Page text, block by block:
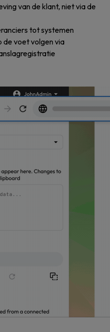
van de klant, niet via de
tot systemen
voet volgen via